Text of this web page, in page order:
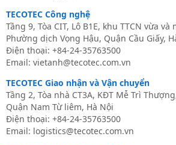
TECOTEC Công nghệ
Tầng 9, Tòa CIT, Lô B1E, khu TTCN vừa và
Phường dịch Vọng Hậu, Quận Cầu Giấy,
Điện thoại: +84-24-35763500
Email: vietanh@tecotec.com.vn
TECOTEC Giao nhận và Vận chuyển
Tầng 2, Tòa nhà CT3A, KĐT Mễ Trì
Quận Nam Từ liêm, Hà Nội
Điện thoại: +84-24-35763500
Email: logistics@tecotec.com.vn